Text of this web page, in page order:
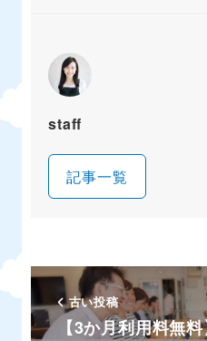
staff
記事一覧
古い投稿
【3か月利用料無